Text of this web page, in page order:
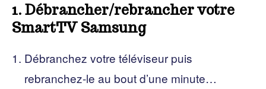
1. Débrancher/rebrancher votre
SmartTV Samsung
Débranchez votre téléviseur puis
rebranchez-le au bout d’une minute…